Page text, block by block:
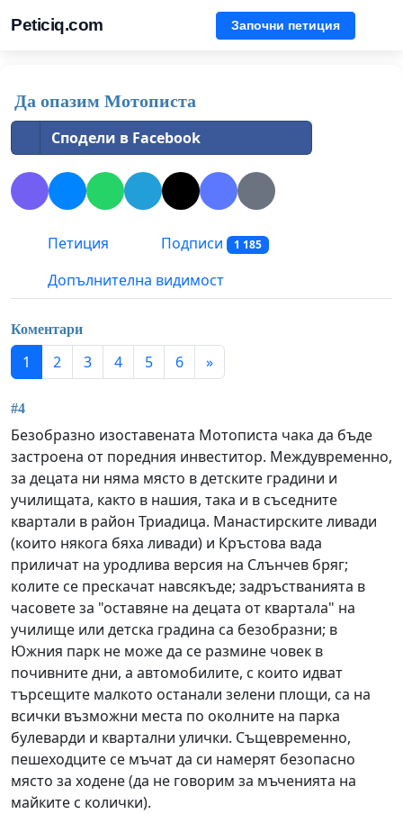
Peticiq.com Започни петиция
Да опазим Мотописта
Сподели в Facebook
Петиция Подписи 1 185
Допълнителна видимост
Коментари
1 2 3 4 5 6 »
#4
Безобразно изоставената Мотописта чака да бъде
застроена от поредния инвеститор. Междувременно,
за децата ни няма място в детските градини и
училищата, както в нашия, така и в съседните
квартали в район Триадица. Манастирските ливади
(които някога бяха ливади) и Кръстова вада
приличат на уродлива версия на Слънчев бряг;
колите се прескачат навсякъде; задръстванията в
часовете за "оставяне на децата от квартала" на
училище или детска градина са безобразни; в
Южния парк не може да се размине човек в
почивните дни, а автомобилите, с които идват
търсещите малкото останали зелени площи, са на
всички възможни места по околните на парка
булеварди и квартални улички. Същевременно,
пешеходците се мъчат да си намерят безопасно
място за ходене (да не говорим за мъченията на
майките с колички).